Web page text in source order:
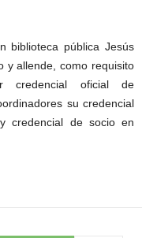
biblioteca pública Jesús
y allende, como requisito
credencial oficial de
su credencial
credencial de socio en